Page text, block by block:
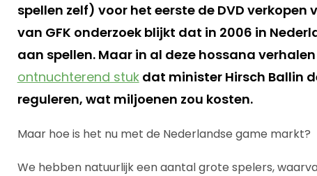
spellen zelf) voor het eerste de DVD
van GFK onderzoek blijkt dat in 2006 in
aan spellen. Maar in al deze hossana
ontnuchterend stukdat minister Hirsch Ballin
reguleren, wat miljoenen zou kosten.
Maar hoe is het nu met de Nederlandse game markt?
We hebben natuurlijk een aantal grote spelers,